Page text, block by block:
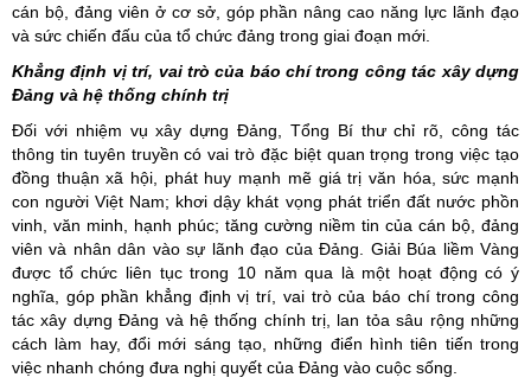
cán bộ, đảng viên ở cơ sở, góp phần nâng cao năng lực lãnh đạo
và sức chiến đấu của tổ chức đảng trong giai đoạn mới.
Khẳng định vị trí, vai trò của báo chí trong công tác xây dựng
Đảng và hệ thống chính trị
Đối với nhiệm vụ xây dựng Đảng, Tổng Bí thư chỉ rõ, công tác
thông tin tuyên truyền có vai trò đặc biệt quan trọng trong việc tạo
đồng thuận xã hội, phát huy mạnh mẽ giá trị văn hóa, sức mạnh
con người Việt Nam; khơi dậy khát vọng phát triển đất nước phồn
vinh, văn minh, hạnh phúc; tăng cường niềm tin của cán bộ, đảng
viên và nhân dân vào sự lãnh đạo của Đảng. Giải Búa liềm Vàng
được tổ chức liên tục trong 10 năm qua là một hoạt động có ý
nghĩa, góp phần khẳng định vị trí, vai trò của báo chí trong công
tác xây dựng Đảng và hệ thống chính trị, lan tỏa sâu rộng những
cách làm hay, đổi mới sáng tạo, những điển hình tiên tiến trong
việc nhanh chóng đưa nghị quyết của Đảng vào cuộc sống.